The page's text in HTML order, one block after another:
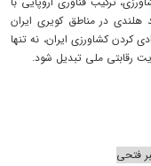
در مناطق کویری ایران
کردن کشاورزی ایران، نه تنها
رقابتی ملی تبدیل شود.
فتحی